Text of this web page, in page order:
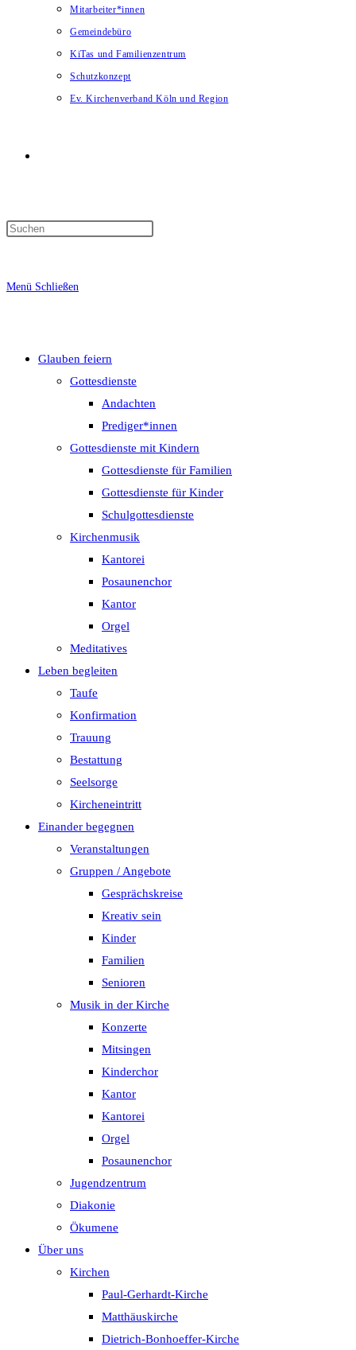
Mitarbeiter*innen
Gemeindebüro
KiTas und Familienzentrum
Schutzkonzept
Ev. Kirchenverband Köln und Region
Menü Schließen
Glauben feiern
Gottesdienste
Andachten
Prediger*innen
Gottesdienste mit Kindern
Gottesdienste für Familien
Gottesdienste für Kinder
Schulgottesdienste
Kirchenmusik
Kantorei
Posaunenchor
Kantor
Orgel
Meditatives
Leben begleiten
Taufe
Konfirmation
Trauung
Bestattung
Seelsorge
Kircheneintritt
Einander begegnen
Veranstaltungen
Gruppen / Angebote
Gesprächskreise
Kreativ sein
Kinder
Familien
Senioren
Musik in der Kirche
Konzerte
Mitsingen
Kinderchor
Kantor
Kantorei
Orgel
Posaunenchor
Jugendzentrum
Diakonie
Ökumene
Über uns
Kirchen
Paul-Gerhardt-Kirche
Matthäuskirche
Dietrich-Bonhoeffer-Kirche